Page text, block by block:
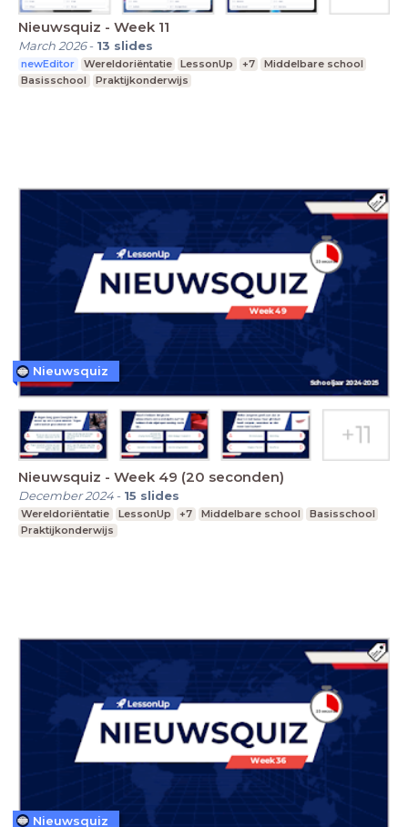
Nieuwsquiz - Week 11
March 2026- 13 slides
newEditor Wereldoriëntatie LessonUp +7
Middelbare school
Basisschool
Praktijkonderwijs
Nieuwsquiz - Week 49 (20 seconden)
December 2024- 15 slides
Wereldoriëntatie LessonUp +7 Middelbare school
Basisschool
Praktijkonderwijs
Nieuwsquiz
Nieuwsquiz